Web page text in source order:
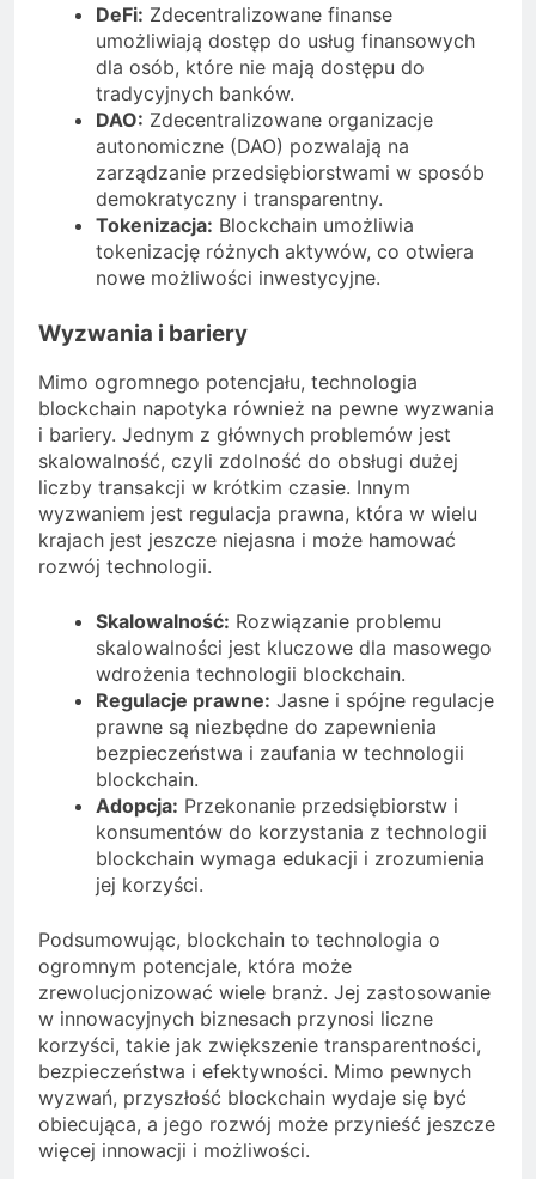
DeFi: Zdecentralizowane finanse
umożliwiają dostęp do usług finansowych
dla osób, które nie mają dostępu do
tradycyjnych banków.
DAO: Zdecentralizowane organizacje
autonomiczne (DAO) pozwalają na
zarządzanie przedsiębiorstwami w sposób
demokratyczny i transparentny.
Tokenizacja: Blockchain umożliwia
tokenizację różnych aktywów, co otwiera
nowe możliwości inwestycyjne.
Wyzwania i bariery
Mimo ogromnego potencjału, technologia
blockchain napotyka również na pewne wyzwania
i bariery. Jednym z głównych problemów jest
skalowalność, czyli zdolność do obsługi dużej
liczby transakcji w krótkim czasie. Innym
wyzwaniem jest regulacja prawna, która w wielu
krajach jest jeszcze niejasna i może hamować
rozwój technologii.
Skalowalność: Rozwiązanie problemu
skalowalności jest kluczowe dla masowego
wdrożenia technologii blockchain.
Regulacje prawne: Jasne i spójne regulacje
prawne są niezbędne do zapewnienia
bezpieczeństwa i zaufania w technologii
blockchain.
Adopcja: Przekonanie przedsiębiorstw i
konsumentów do korzystania z technologii
blockchain wymaga edukacji i zrozumienia
jej korzyści.
Podsumowując, blockchain to technologia o
ogromnym potencjale, która może
zrewolucjonizować wiele branż. Jej zastosowanie
w innowacyjnych biznesach przynosi liczne
korzyści, takie jak zwiększenie transparentności,
bezpieczeństwa i efektywności. Mimo pewnych
wyzwań, przyszłość blockchain wydaje się być
obiecująca, a jego rozwój może przynieść jeszcze
więcej innowacji i możliwości.